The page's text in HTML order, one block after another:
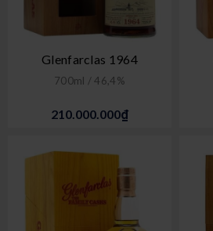
Glenfarclas 1964
700ml / 46,4%
210.000.000₫